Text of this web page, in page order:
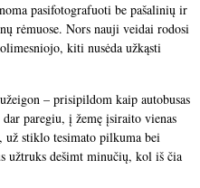
pasifotografuoti be pašalinių ir
rėmuose. Nors nauji veidai rodosi
kiti nusėda užkąsti
– prisipildom kaip autobusas
paregiu, į žemę įsiraito vienas
už stiklo tesimato pilkuma bei
užtruks dešimt minučių, kol iš čia